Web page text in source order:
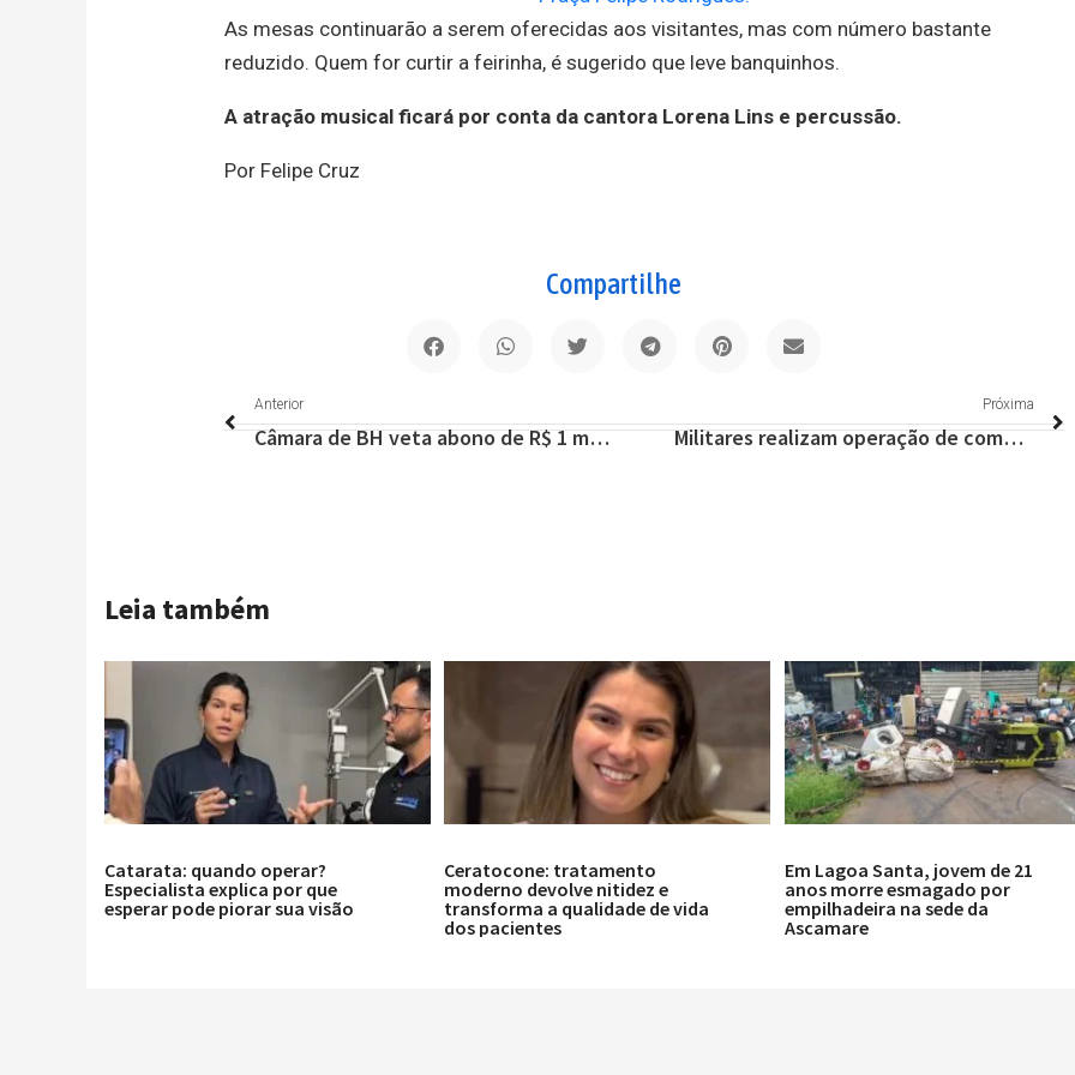
As mesas continuarão a serem oferecidas aos visitantes, mas com número bastante
reduzido. Quem for curtir a feirinha, é sugerido que leve banquinhos.
A atração musical ficará por conta da cantora Lorena Lins e percussão.
Por Felipe Cruz
Compartilhe
Anterior
Anterior
Câmara de BH veta abono de R$ 1 mil para profissionais da linha de frente do combate à covid-19
Próxima
Militares realizam operação de combate ao tráfico de drogas na Serra do Cipó; 2 presos
Leia também
Catarata: quando operar?
Especialista explica por que
esperar pode piorar sua visão
Ceratocone: tratamento
moderno devolve nitidez e
transforma a qualidade de vida
dos pacientes
Em Lagoa Santa, jovem de 21
anos morre esmagado por
empilhadeira na sede da
Ascamare